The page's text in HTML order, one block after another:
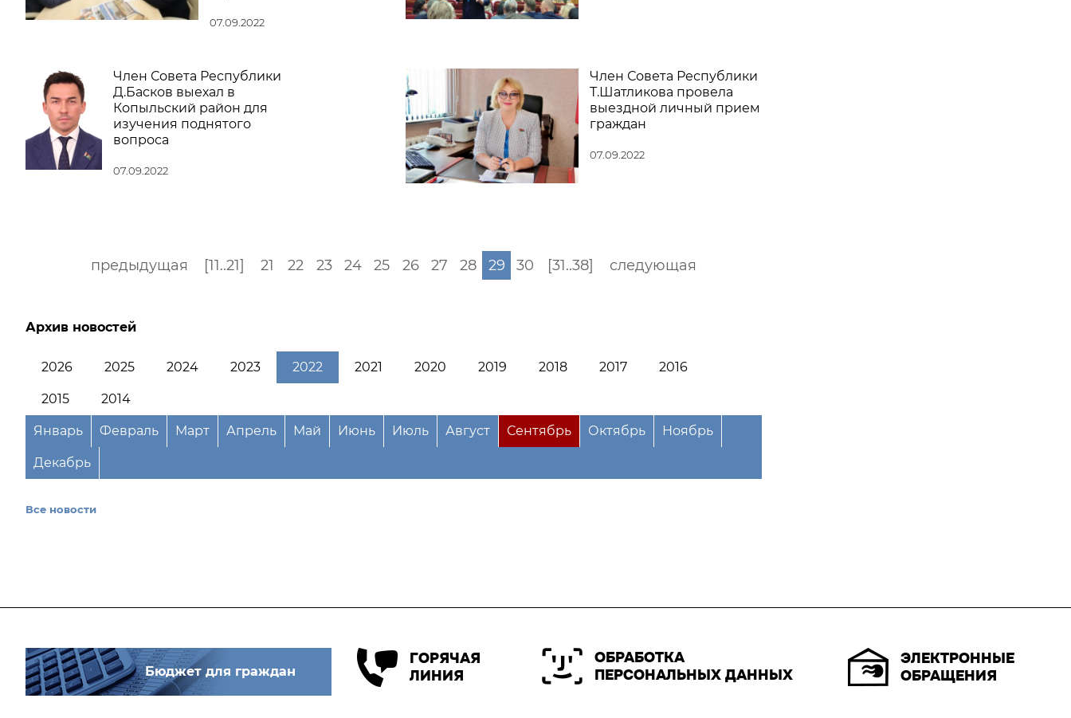
07.09.2022
Член Совета Республики
Д.Басков выехал в
Копыльский район для
изучения поднятого
вопроса
07.09.2022
Член Совета Республики
Т.Шатликова провела
выездной личный прием
граждан
07.09.2022
предыдущая [11..21] 21 22 23 24 25 26 27 28 29 30 [31..38] следующая
Архив новостей
2026 2025 2024 2023 2022 2021 2020 2019 2018 2017 2016
2015 2014
Январь Февраль Март Апрель Май Июнь Июль Август Сентябрь Октябрь Ноябрь
Декабрь
Все новости
Бюджет для граждан
ГОРЯЧАЯ
ЛИНИЯ
ОБРАБОТКА
ПЕРСОНАЛЬНЫХ ДАННЫХ
ЭЛЕКТРОННЫЕ
ОБРАЩЕНИЯ